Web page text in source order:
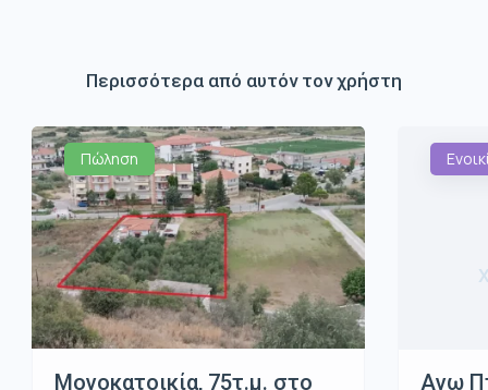
Περισσότερα από αυτόν τον χρήστη
Πώληση
Μονοκατοικία, 75τ.μ. στο Ανω